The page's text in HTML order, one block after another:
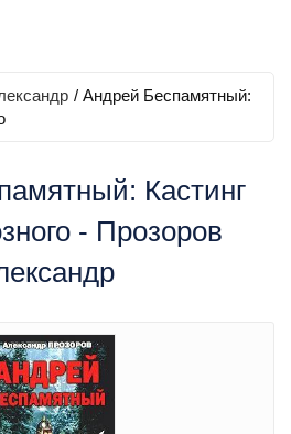
/ Андрей Беспамятный:
Кастинг
- Прозоров